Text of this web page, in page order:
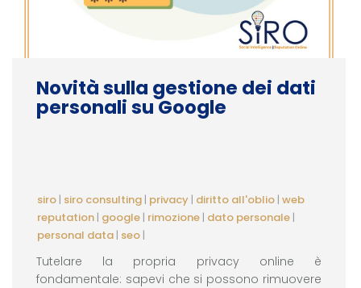
Novità sulla gestione dei dati
personali su Google
siro | siro consulting | privacy | diritto all'oblio | web
reputation | google | rimozione | dato personale |
personal data | seo |
Tutelare la propria privacy online è
fondamentale: sapevi che si possono rimuovere